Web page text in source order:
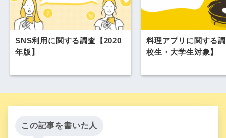
SNS利用に関する調査【2020
年版】
料理アプリに関する
校生・大学生対象】
この記事を書いた人